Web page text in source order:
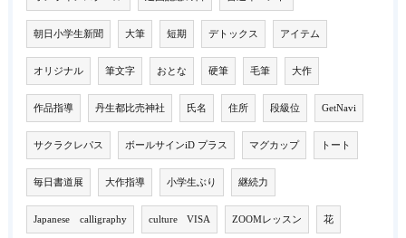
朝日小学生新聞 大筆 短期 デトックス アイテム
オリジナル 筆文字 おとな 硬筆 毛筆 大作
作品指導 丹生都比売神社 氏名 住所 段級位 GetNavi
サクラクレパス ボールサインiD プラス マグカップ トート
毎日書道展 大作指導 小学生ぶり 継続力
Japanese calligraphy culture VISA ZOOMレッスン 花